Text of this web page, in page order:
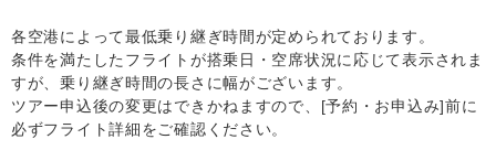
各空港によって最低乗り継ぎ時間が定められております。
条件を満たしたフライトが搭乗日・空席状況に応じて表示されま
すが、乗り継ぎ時間の長さに幅がございます。
ツアー申込後の変更はできかねますので、[予約・お申込み]前に
必ずフライト詳細をご確認ください。